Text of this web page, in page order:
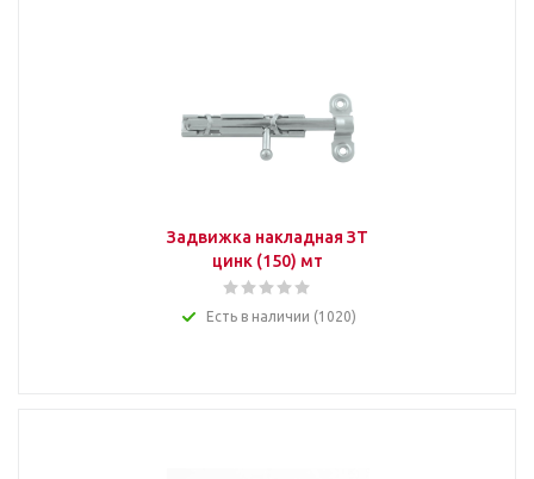
Задвижка накладная ЗТ
цинк (150) мт
Есть в наличии (1020)